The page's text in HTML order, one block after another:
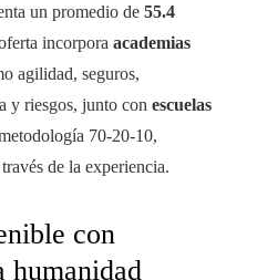
un promedio de 55.4
incorpora academias
agilidad, seguros,
y riesgos, junto con escuelas
70-20-10,
de la experiencia.
con
humanidad